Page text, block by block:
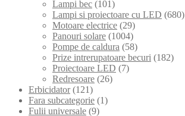
Lampi bec (101)
Lampi si proiectoare cu LED (680)
Motoare electrice (29)
Panouri solare (1004)
Pompe de caldura (58)
Prize intrerupatoare becuri (182)
Proiectoare LED (7)
Redresoare (26)
Erbicidator (121)
Fara subcategorie (1)
Fulii universale (9)